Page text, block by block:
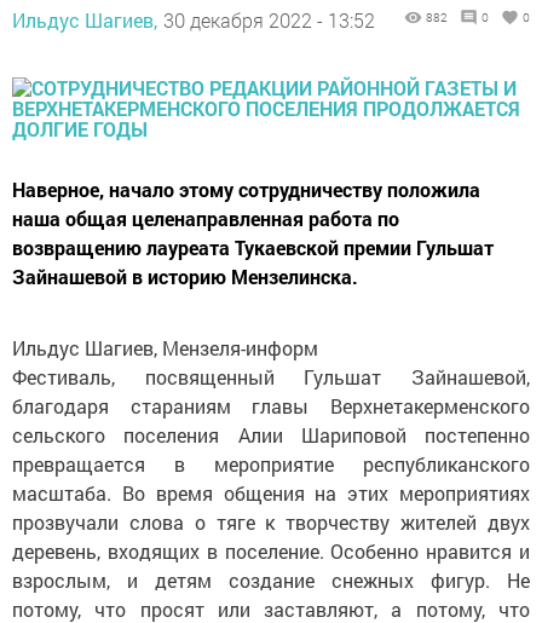
Ильдус Шагиев, 30 декабря 2022 - 13:52 882 0 0
Наверное, начало этому сотрудничеству положила
наша общая целенаправленная работа по
возвращению лауреата Тукаевской премии Гульшат
Зайнашевой в историю Мензелинска.
Ильдус Шагиев, Мензеля-информ
Фестиваль, посвященный Гульшат Зайнашевой,
благодаря стараниям главы Верхнетакерменского
сельского поселения Алии Шариповой постепенно
превращается в мероприятие республиканского
масштаба. Во время общения на этих мероприятиях
прозвучали слова о тяге к творчеству жителей двух
деревень, входящих в поселение. Особенно нравится и
взрослым, и детям создание снежных фигур. Не
потому, что просят или заставляют, а потому, что